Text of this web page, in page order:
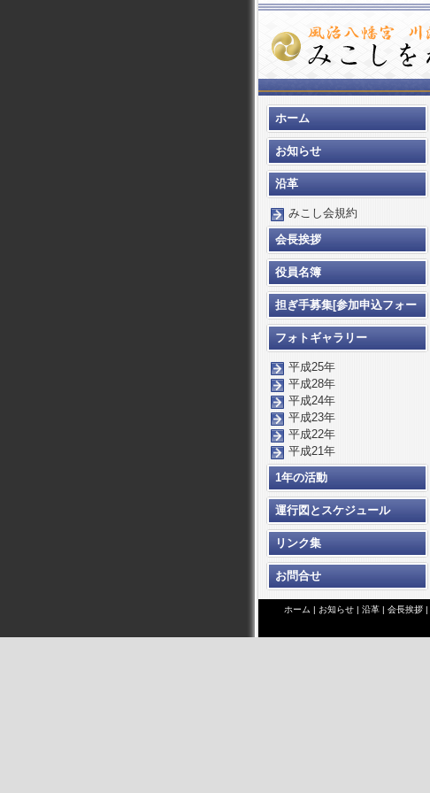
ホーム
お知らせ
沿革
みこし会規約
会長挨拶
役員名簿
担ぎ手募集[参加申込フォー
ム]
フォトギャラリー
平成25年
平成28年
平成24年
平成23年
平成22年
平成21年
1年の活動
運行図とスケジュール
リンク集
お問合せ
ホーム | お知らせ | 沿革 | 会長挨拶 |